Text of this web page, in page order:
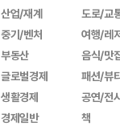
산업/재계
중기/벤처
부동산
글로벌경제
생활경제
경제일반
도로/교
여행/레
음식/맛
패션/뷰
공연/전
책